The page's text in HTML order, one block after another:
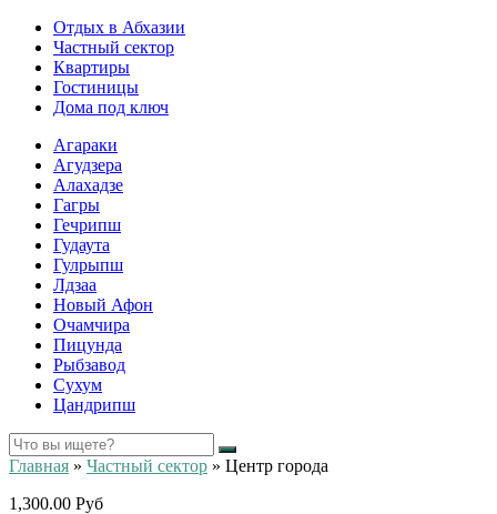
Отдых в Абхазии
Частный сектор
Квартиры
Гостиницы
Дома под ключ
Агараки
Агудзера
Алахадзе
Гагры
Гечрипш
Гудаута
Гулрыпш
Лдзаа
Новый Афон
Очамчира
Пицунда
Рыбзавод
Сухум
Цандрипш
Главная » Частный сектор » Центр города
1,300.00 Руб